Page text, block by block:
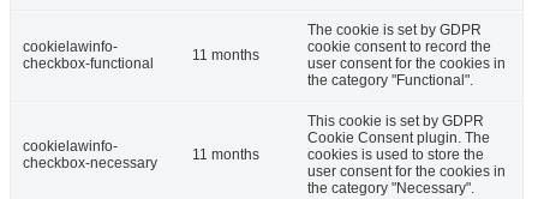
cookielawinfo-
checkbox-functional
11 months
The cookie is set by GDPR
cookie consent to record the
user consent for the cookies in
the category "Functional".
cookielawinfo-
checkbox-necessary
11 months
This cookie is set by GDPR
Cookie Consent plugin. The
cookies is used to store the
user consent for the cookies in
the category "Necessary".